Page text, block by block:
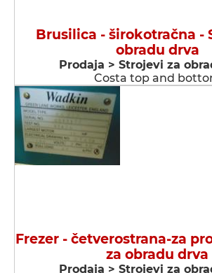
Brusilica - širokotračna -
obradu drva
Prodaja > Strojevi za
Costa top and
Frezer - četverostrana-za
za obradu drva
Prodaja > Strojevi za